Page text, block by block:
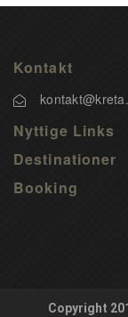
Kontakt
Nyttige Links
Destinationer
Booking
Copyright